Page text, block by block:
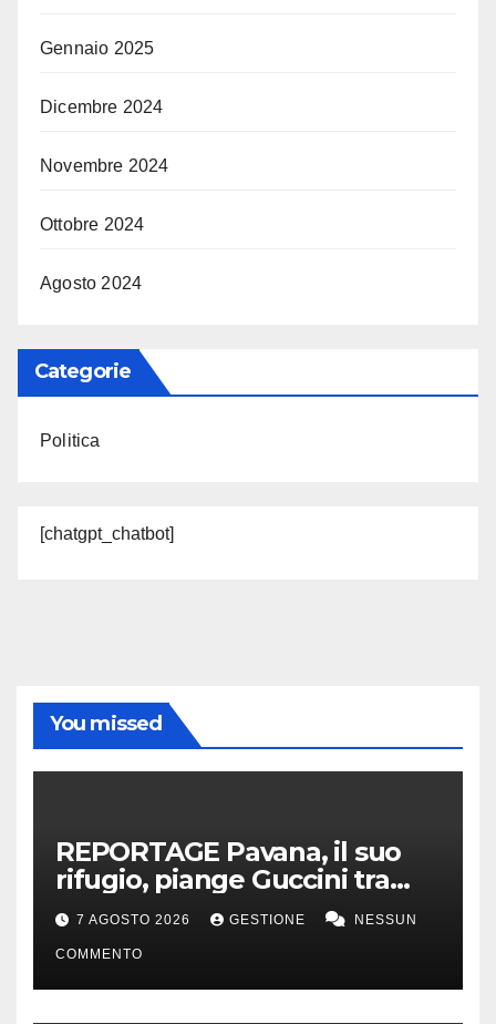
Gennaio 2025
Dicembre 2024
Novembre 2024
Ottobre 2024
Agosto 2024
Categorie
Politica
[chatgpt_chatbot]
You missed
REPORTAGE Pavana, il suo
rifugio, piange Guccini tra
silenzio, lacrime e fiori
7 AGOSTO 2026 GESTIONE NESSUN
COMMENTO